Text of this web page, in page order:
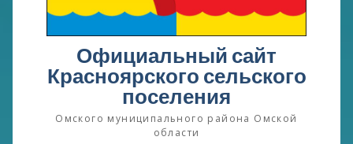
Официальный сайт
Красноярского сельского
поселения
Омского муниципального района Омской
области